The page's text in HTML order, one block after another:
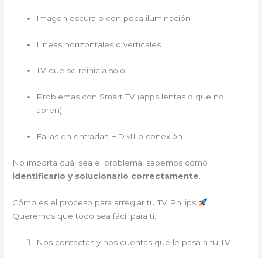
Imagen oscura o con poca iluminación
Líneas horizontales o verticales
TV que se reinicia solo
Problemas con Smart TV (apps lentas o que no
abren)
Fallas en entradas HDMI o conexión
No importa cuál sea el problema, sabemos cómo
identificarlo y solucionarlo correctamente
Cómo es el proceso para arreglar tu TV Philips
Queremos que todo sea fácil para ti:
Nos contactas y nos cuentas qué le pasa a tu TV